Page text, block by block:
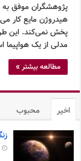
پژوهشگران موفق به
هیدروژن مایع کار
پخش نمی‌کند. این
مدلی از یک
مطالعه بیشتر »
اخیر محبوب